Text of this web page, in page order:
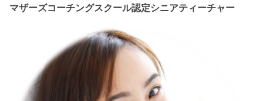
マザーズコーチングスクール認定シニアティーチャー